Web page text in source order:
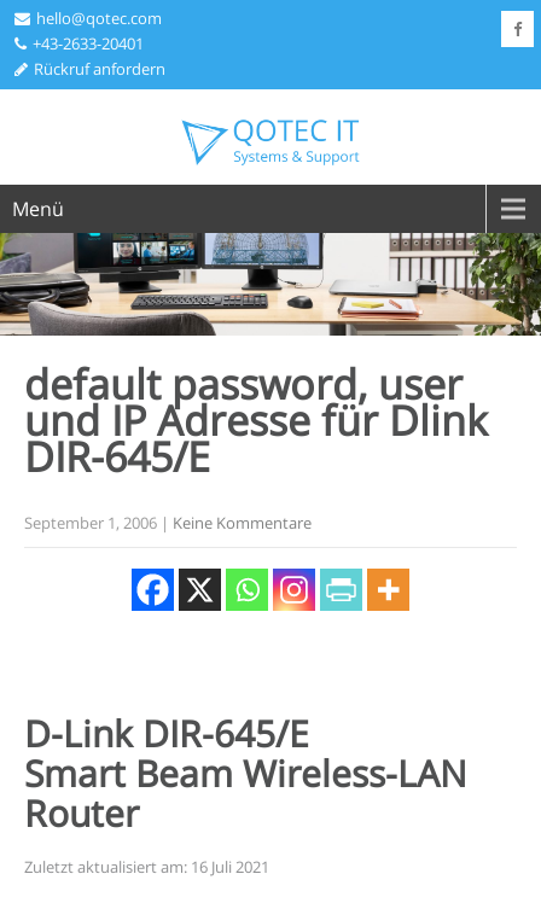
hello@qotec.com
+43-2633-20401
Rückruf anfordern
Menü
default password, user
und IP Adresse für Dlink
DIR-645/E
September 1, 2006 | Keine Kommentare
D-Link DIR-645/E
Smart Beam Wireless-LAN
Router
Zuletzt aktualisiert am: 16 Juli 2021